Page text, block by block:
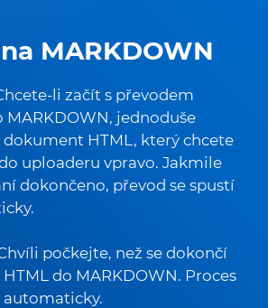
MARKDOWN
li začít s převodem
MARKDOWN, jednoduše
dokument HTML, který chcete
uploaderu vpravo. Jakmile
dokončeno, převod se spustí
počkejte, než se dokončí
do MARKDOWN. Proces
automaticky.